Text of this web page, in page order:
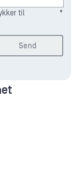
til
*
Send